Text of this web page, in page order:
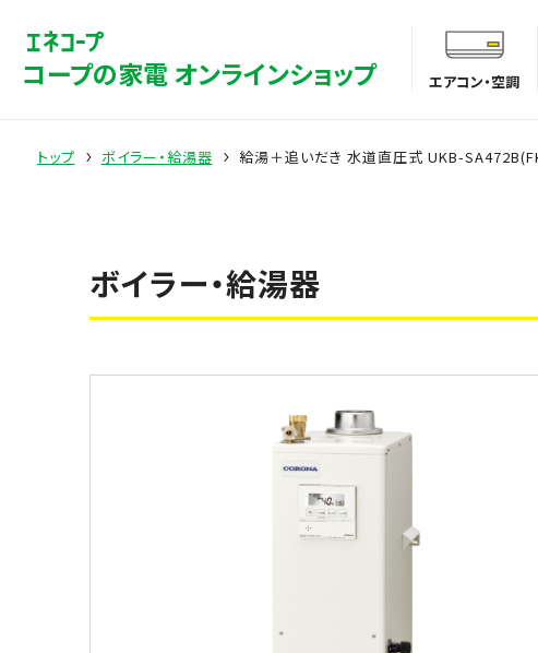
コープの家電 オンラインショップ エアコン・空調
トップ ボイラー・給湯器 給湯＋追いだき 水道直圧式 UKB-
ボイラー・給湯器